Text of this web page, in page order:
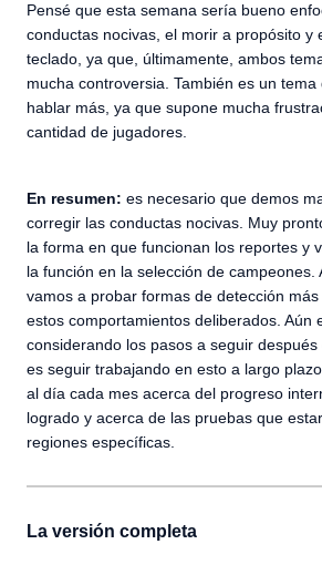
Pensé que esta semana sería bueno
conductas nocivas, el morir a propósito y
teclado, ya que, últimamente, ambos
mucha controversia. También es un
hablar más, ya que supone mucha
cantidad de jugadores.
En resumen: es necesario que demos
corregir las conductas nocivas. Muy
la forma en que funcionan los reportes y
la función en la selección de campeones.
vamos a probar formas de detección
estos comportamientos deliberados. Aún
considerando los pasos a seguir
es seguir trabajando en esto a largo
al día cada mes acerca del progreso
logrado y acerca de las pruebas que
regiones específicas.
La versión completa